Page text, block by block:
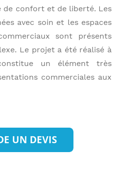
de confort et de liberté. Les
avec soin et les espaces
sont présents
Le projet a été réalisé à
un élément très
commerciales aux